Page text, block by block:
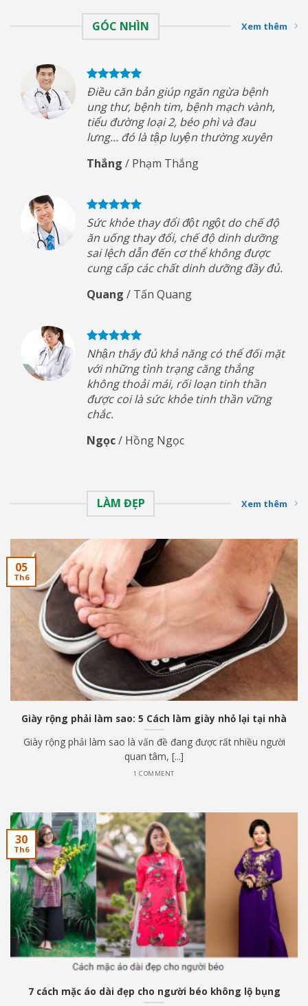
GÓC NHÌN Xem thêm
Điều căn bản giúp ngăn ngừa bệnh
ung thư, bệnh tim, bệnh mạch vành,
tiểu đường loại 2, béo phì và đau
lưng… đó là tập luyện thường xuyên
Thắng / Phạm Thắng
Sức khỏe thay đổi đột ngột do chế độ
ăn uống thay đổi, chế độ dinh dưỡng
sai lệch dẫn đến cơ thể không được
cung cấp các chất dinh dưỡng đầy đủ.
Quang / Tấn Quang
Nhận thấy đủ khả năng có thể đối mặt
với những tình trạng căng thẳng
không thoải mái, rối loạn tinh thần
được coi là sức khỏe tinh thần vững
chắc.
Ngọc/ Hồng Ngọc
LÀM ĐẸP Xem thêm
Giày rộng phải làm sao: 5 Cách làm giày nhỏ lại tại nhà
Giày rộng phải làm sao là vấn đề đang được rất nhiều người
quan tâm, [...]
1 COMMENT
05
Th6
7 cách mặc áo dài đẹp cho người béo không lộ bụng
30
Th6